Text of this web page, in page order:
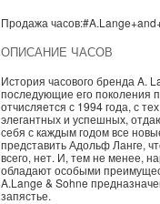
Продажа часов:
ОПИСАНИЕ ЧАСОВ
История часового бренда A.
последующие его поколения
отчисляется с 1994 года, с
элегантных и успешных,
себя с каждым годом все
представить Адольф Ланге,
всего, нет. И, тем не менее,
обладают особыми
A.Lange & Sohne
запястье.